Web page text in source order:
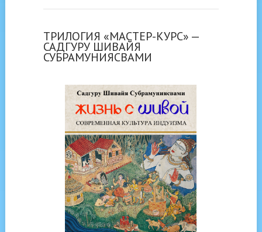
ТРИЛОГИЯ «МАСТЕР-КУРС» —
САДГУРУ ШИВАЙЯ
СУБРАМУНИЯСВАМИ